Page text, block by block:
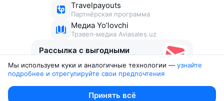
Travelpayouts
Партнёрская программа
Медиа Yo’lovchi
Трэвел‑медиа Aviasales.uz
Рассылка с выгодными
Юридические документы
Мы используем куки и аналогичные технологии — узнайте
подробнее и отрегулируйте свои предпочтения
Принять всё